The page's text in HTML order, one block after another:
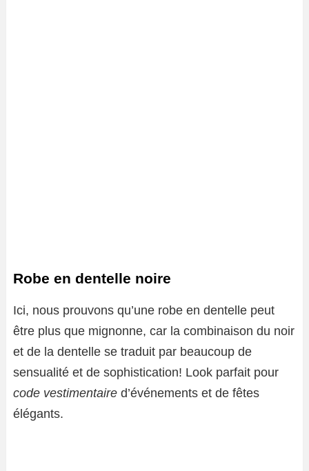
Robe en dentelle noire
Ici, nous prouvons qu’une robe en dentelle peut
être plus que mignonne, car la combinaison du noir
et de la dentelle se traduit par beaucoup de
sensualité et de sophistication! Look parfait pour
code vestimentaire d’événements et de fêtes
élégants.